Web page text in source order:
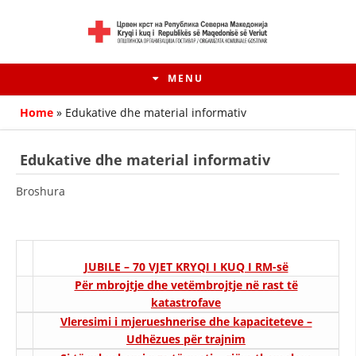
MENU
HISTORIA E LËVIZJES
HISTORIA E KRYQIT TË KUQ
Home » Edukative dhe material informativ
Edukative dhe material informativ
Broshura
JUBILE – 70 VJET KRYQI I KUQ I RM-së
Për mbrojtje dhe vetëmbrojtje në rast të
katastrofave
Vleresimi i mjerueshnerise dhe kapaciteteve –
Udhëzues për trajnim